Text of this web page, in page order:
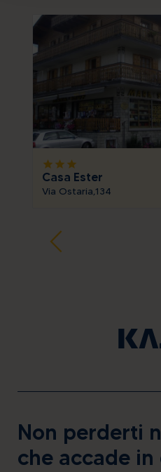
starstarstar
Casa Ester
Via Ostaria,134
Non perderti
che accade in